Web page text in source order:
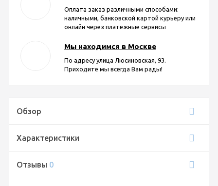
Оплата заказ различными способами:
наличными, банковской картой курьеру или
онлайн через платежные сервисы
Мы находимся в Москве
По адресу улица Люсиновская, 93.
Приходите мы всегда Вам рады!
Обзор
Характеристики
Отзывы 0